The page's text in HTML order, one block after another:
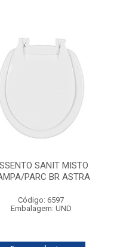
SANIT MISTO
PARC BR ASTRA
Código: 6597
Embalagem: UND